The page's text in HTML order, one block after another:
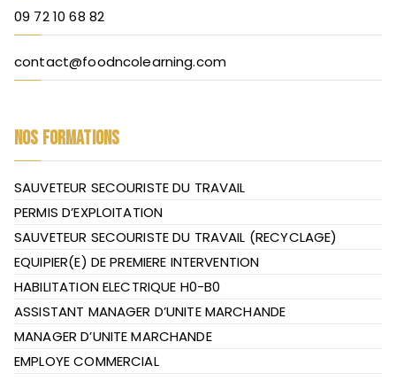
09 72 10 68 82
contact@foodncolearning.com
NOS FORMATIONS
SAUVETEUR SECOURISTE DU TRAVAIL
PERMIS D’EXPLOITATION
SAUVETEUR SECOURISTE DU TRAVAIL (RECYCLAGE)
EQUIPIER(E) DE PREMIERE INTERVENTION
HABILITATION ELECTRIQUE H0-B0
ASSISTANT MANAGER D’UNITE MARCHANDE
MANAGER D’UNITE MARCHANDE
EMPLOYE COMMERCIAL